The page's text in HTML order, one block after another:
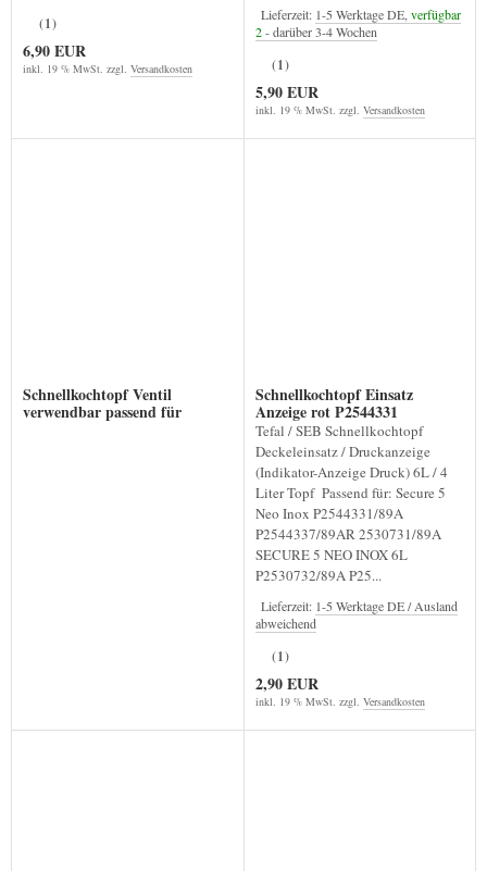
(1)
6,90 EUR
inkl. 19 % MwSt. zzgl. Versandkosten
Lieferzeit: 1-5 Werktage DE, verfügbar
2- darüber 3-4 Wochen
(1)
5,90 EUR
inkl. 19 % MwSt. zzgl. Versandkosten
Schnellkochtopf Ventil
verwendbar passend für
Schnellkochtopf Einsatz
Anzeige rot P2544331
Tefal / SEB Schnellkochtopf
Deckeleinsatz / Druckanzeige
(Indikator-Anzeige Druck) 6L / 4
Liter Topf Passend für: Secure 5
Neo Inox P2544331/89A
P2544337/89AR 2530731/89A
SECURE 5 NEO INOX 6L
P2530732/89A P25...
Lieferzeit: 1-5 Werktage DE / Ausland
abweichend
(1)
2,90 EUR
inkl. 19 % MwSt. zzgl. Versandkosten